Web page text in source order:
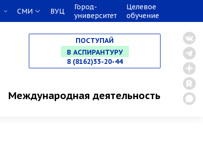
СМИ ВУЦ
Город-
университет
Целевое
обучение
ПОСТУПАЙ
В АСПИРАНТУРУ
8 (8162)33-20-44
Международная деятельность